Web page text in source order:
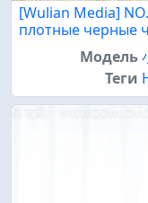
[Wulian Media]
плотные черные
Модель
Теги